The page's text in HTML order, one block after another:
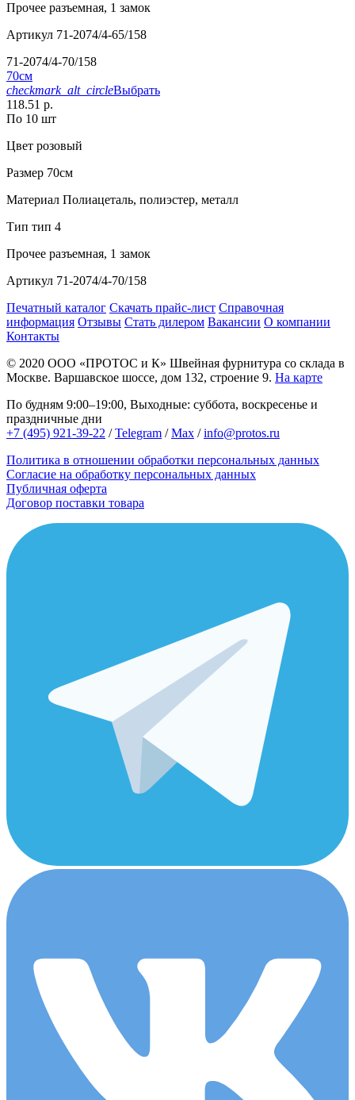
Прочее разъемная, 1 замок
Артикул 71-2074/4-65/158
71-2074/4-70/158
70см
checkmark_alt_circleВыбрать
118.51 р.
По 10 шт
Цвет розовый
Размер 70см
Материал Полиацеталь, полиэстер, металл
Тип тип 4
Прочее разъемная, 1 замок
Артикул 71-2074/4-70/158
Печатный каталог Скачать прайс-лист Справочная
информация Отзывы Стать дилером Вакансии О компании
Контакты
© 2020 ООО «ПРОТОС и К» Швейная фурнитура со склада в
Москве. Варшавское шоссе, дом 132, строение 9. На карте
По будням 9:00–19:00, Выходные: суббота, воскресенье и
праздничные дни
+7 (495) 921-39-22 /Telegram /Max /info@protos.ru
Политика в отношении обработки персональных данных
Согласие на обработку персональных данных
Публичная оферта
Договор поставки товара